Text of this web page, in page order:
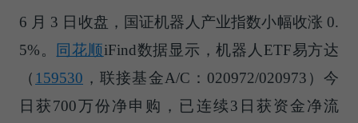
6 月 3 日收盘，国证机器人产业指数小幅收涨 0.
5%。 同花顺iFind数据显示，机器人ETF易方达
（ 159530 ，联接基金A/C：020972/020973）今
日获700万份净申购，已连续3日获资金净流